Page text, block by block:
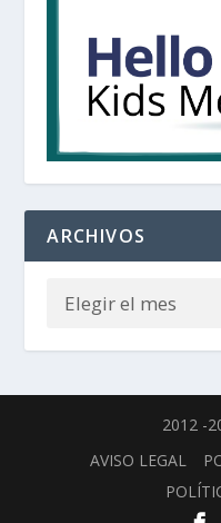
ARCHIVOS
2012 -
AVISO LEGAL